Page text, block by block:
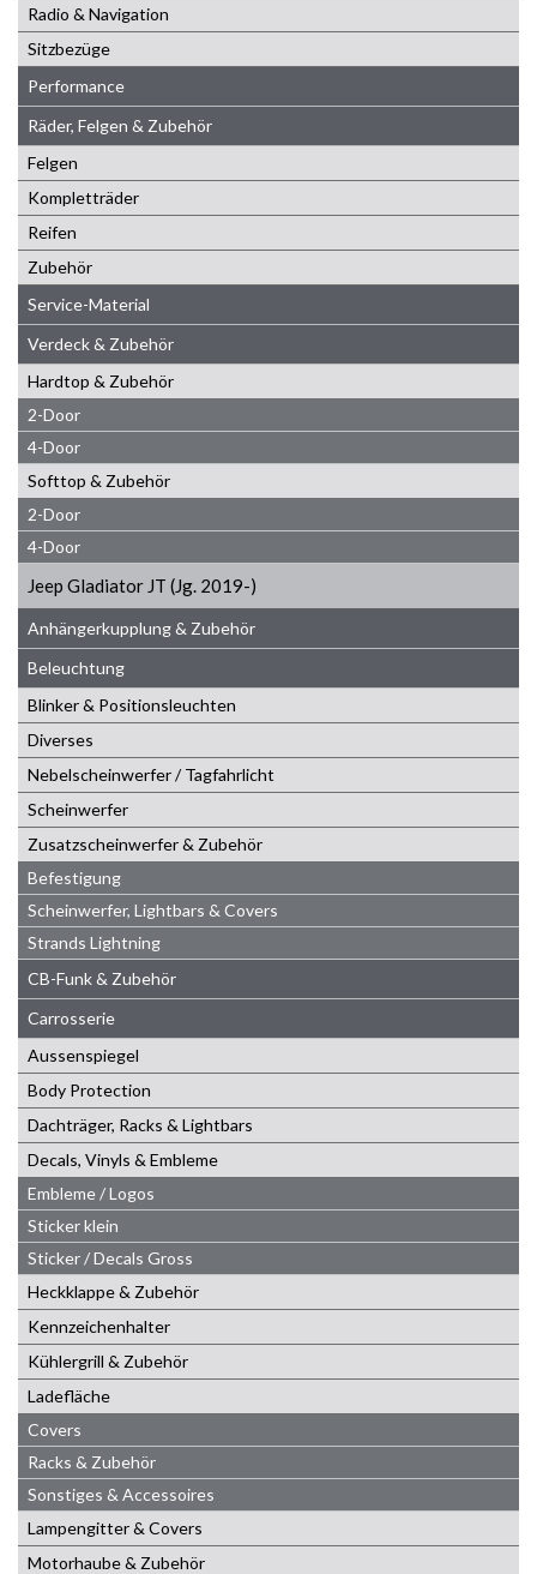
Radio & Navigation
Sitzbezüge
Performance
Räder, Felgen & Zubehör
Felgen
Kompletträder
Reifen
Zubehör
Service-Material
Verdeck & Zubehör
Hardtop & Zubehör
2-Door
4-Door
Softtop & Zubehör
2-Door
4-Door
Jeep Gladiator JT (Jg. 2019-)
Anhängerkupplung & Zubehör
Beleuchtung
Blinker & Positionsleuchten
Diverses
Nebelscheinwerfer / Tagfahrlicht
Scheinwerfer
Zusatzscheinwerfer & Zubehör
Befestigung
Scheinwerfer, Lightbars & Covers
Strands Lightning
CB-Funk & Zubehör
Carrosserie
Aussenspiegel
Body Protection
Dachträger, Racks & Lightbars
Decals, Vinyls & Embleme
Embleme / Logos
Sticker klein
Sticker / Decals Gross
Heckklappe & Zubehör
Kennzeichenhalter
Kühlergrill & Zubehör
Ladefläche
Covers
Racks & Zubehör
Sonstiges & Accessoires
Lampengitter & Covers
Motorhaube & Zubehör